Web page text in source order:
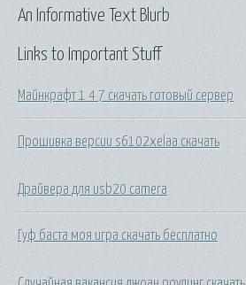
Links to Important Stuff
Майнкрафт 1 4 7 скачать готовый сервер
Прошивка версии s6102xelaa скачать
Драйвера для usb20 camera
Гуф баста моя игра скачать бесплатно
An Informative Text Blurb